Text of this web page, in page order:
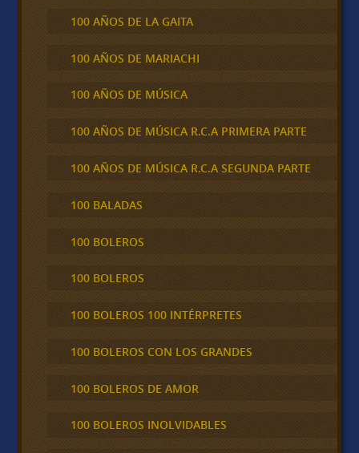
100 AÑOS DE LA GAITA
100 AÑOS DE MARIACHI
100 AÑOS DE MÚSICA
100 AÑOS DE MÚSICA R.C.A PRIMERA PARTE
100 AÑOS DE MÚSICA R.C.A SEGUNDA PARTE
100 BALADAS
100 BOLEROS
100 BOLEROS
100 BOLEROS 100 INTÉRPRETES
100 BOLEROS CON LOS GRANDES
100 BOLEROS DE AMOR
100 BOLEROS INOLVIDABLES